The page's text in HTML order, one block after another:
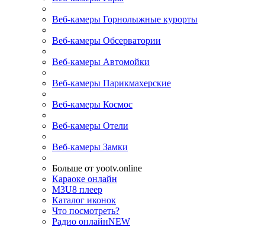
Веб-камеры Горнолыжные курорты
Веб-камеры Обсерватории
Веб-камеры Автомойки
Веб-камеры Парикмахерские
Веб-камеры Космос
Веб-камеры Отели
Веб-камеры Замки
Больше от yootv.online
Караоке онлайн
M3U8 плеер
Каталог иконок
Что посмотреть?
Радио онлайнNEW